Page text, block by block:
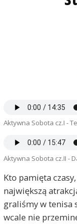
Aktywna Sobota cz.I -
Aktywna Sobota cz.II -
Kto pamięta
największą
graliśmy w tenisa
wcale nie